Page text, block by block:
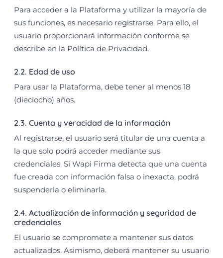
Para acceder a la Plataforma y utilizar la mayoría de
sus funciones, es necesario registrarse. Para ello, el
usuario proporcionará información conforme se
describe en la Política de Privacidad.
2.2. Edad de uso
Para usar la Plataforma, debe tener al menos 18
(dieciocho) años.
2.3. Cuenta y veracidad de la información
Al registrarse, el usuario será titular de una cuenta a
la que solo podrá acceder mediante sus
credenciales. Si Wapi Firma detecta que una cuenta
fue creada con información falsa o inexacta, podrá
suspenderla o eliminarla.
2.4. Actualización de información y seguridad de
credenciales
El usuario se compromete a mantener sus datos
actualizados. Asimismo, deberá mantener su usuario